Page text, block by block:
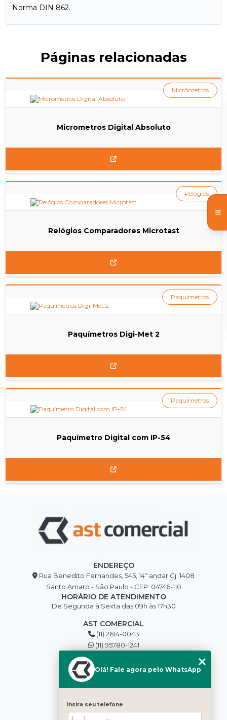
Norma DIN 862.
Páginas relacionadas
Micrometros Digital Absoluto
Micrômetros
Relógios Comparadores Microtast
Relógios
Paquímetros Digi-Met 2
Paquímetros
Paquímetro Digital com IP-54
Paquímetros
ENDEREÇO
Rua Benedito Fernandes, 545, 14º andar Cj. 1408
Santo Amaro - São Paulo - CEP: 04746-110
HORÁRIO DE ATENDIMENTO
De Segunda à Sexta das 09h às 17h30
AST COMERCIAL
(11) 2614-0043
(11) 95780-1241
edilson@asttools.com.br
SIGA-NOS
MENU
HOME
Olá! Fale agora pelo WhatsApp
Insira seu telefone